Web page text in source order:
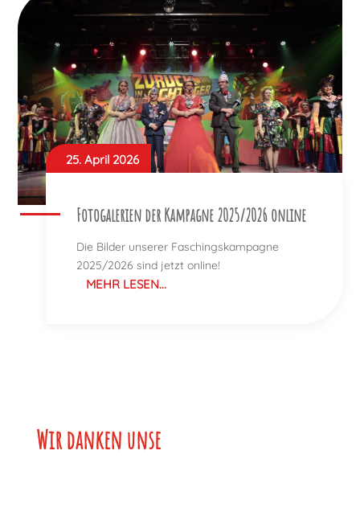
25. April 2026
Fotogalerien der Kampagne 2025/2026 online
Die Bilder unserer Faschingskampagne
2025/2026 sind jetzt online!
MEHR LESEN...
Wir danken unse